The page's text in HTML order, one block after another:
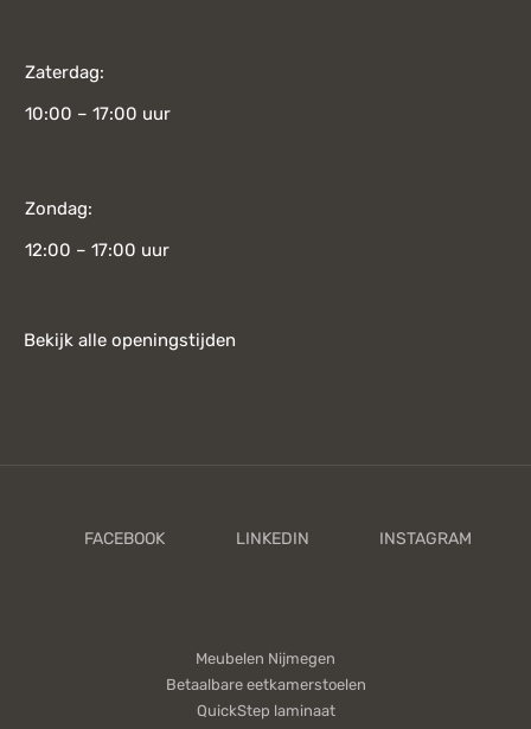
Zaterdag:
10:00 – 17:00 uur
Zondag:
12:00 – 17:00 uur
Bekijk alle openingstijden
Meubelen Nijmegen
Betaalbare eetkamerstoelen
QuickStep laminaat